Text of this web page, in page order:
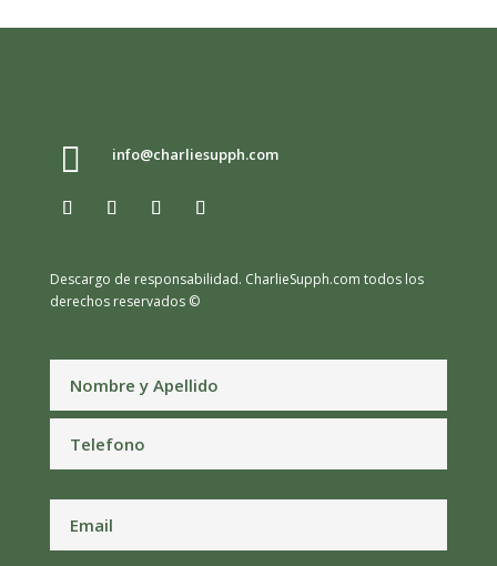
 info@charliesupph.com
Descargo de responsabilidad. CharlieSupph.com todos los
derechos reservados ©